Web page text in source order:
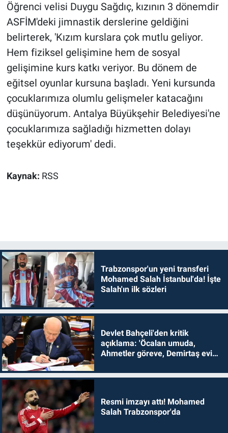
Öğrenci velisi Duygu Sağdıç, kızının 3 dönemdir
ASFİM'deki jimnastik derslerine geldiğini
belirterek, 'Kızım kurslara çok mutlu geliyor.
Hem fiziksel gelişimine hem de sosyal
gelişimine kurs katkı veriyor. Bu dönem de
eğitsel oyunlar kursuna başladı. Yeni kursunda
çocuklarımıza olumlu gelişmeler katacağını
düşünüyorum. Antalya Büyükşehir Belediyesi'ne
çocuklarımıza sağladığı hizmetten dolayı
teşekkür ediyorum' dedi.
Kaynak: RSS
Trabzonspor'un yeni transferi
Mohamed Salah İstanbul'da! İşte
Salah'ın ilk sözleri
Devlet Bahçeli'den kritik
açıklama: 'Öcalan umuda,
Ahmetler göreve, Demirtaş evine
Resmi imzayı attı! Mohamed
Salah Trabzonspor'da